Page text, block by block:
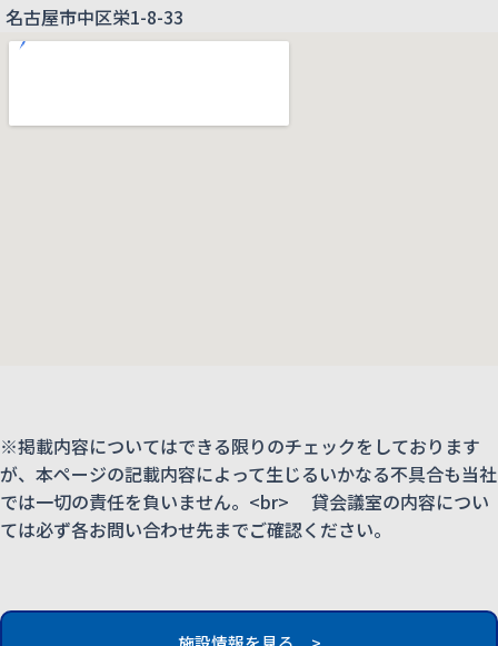
名古屋市中区栄1-8-33
※掲載内容についてはできる限りのチェックをしております
が、本ページの記載内容によって生じるいかなる不具合も当社
では一切の責任を負いません。<br> 貸会議室の内容につい
ては必ず各お問い合わせ先までご確認ください。